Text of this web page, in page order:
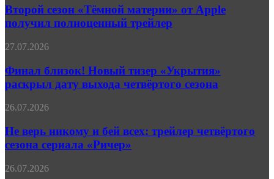
«Натиск»
«Тёмной
материи»
от
получил
трейлер
Второй сезон «Тёмной материи» от Apple
получил полноценный трейлер
Финал
Новый
тизер
«Укрытия»
дату
четвёртого
сезона
27.07.2026
Финал близок! Новый тизер «Укрытия»
раскрыл дату выхода четвёртого сезона
Не
никому
и
бей
трейлер
26.07.2026
Не верь никому и бей всех: трейлер четвёртого
сезона сериала «Ричер»
Райан
26.07.2026